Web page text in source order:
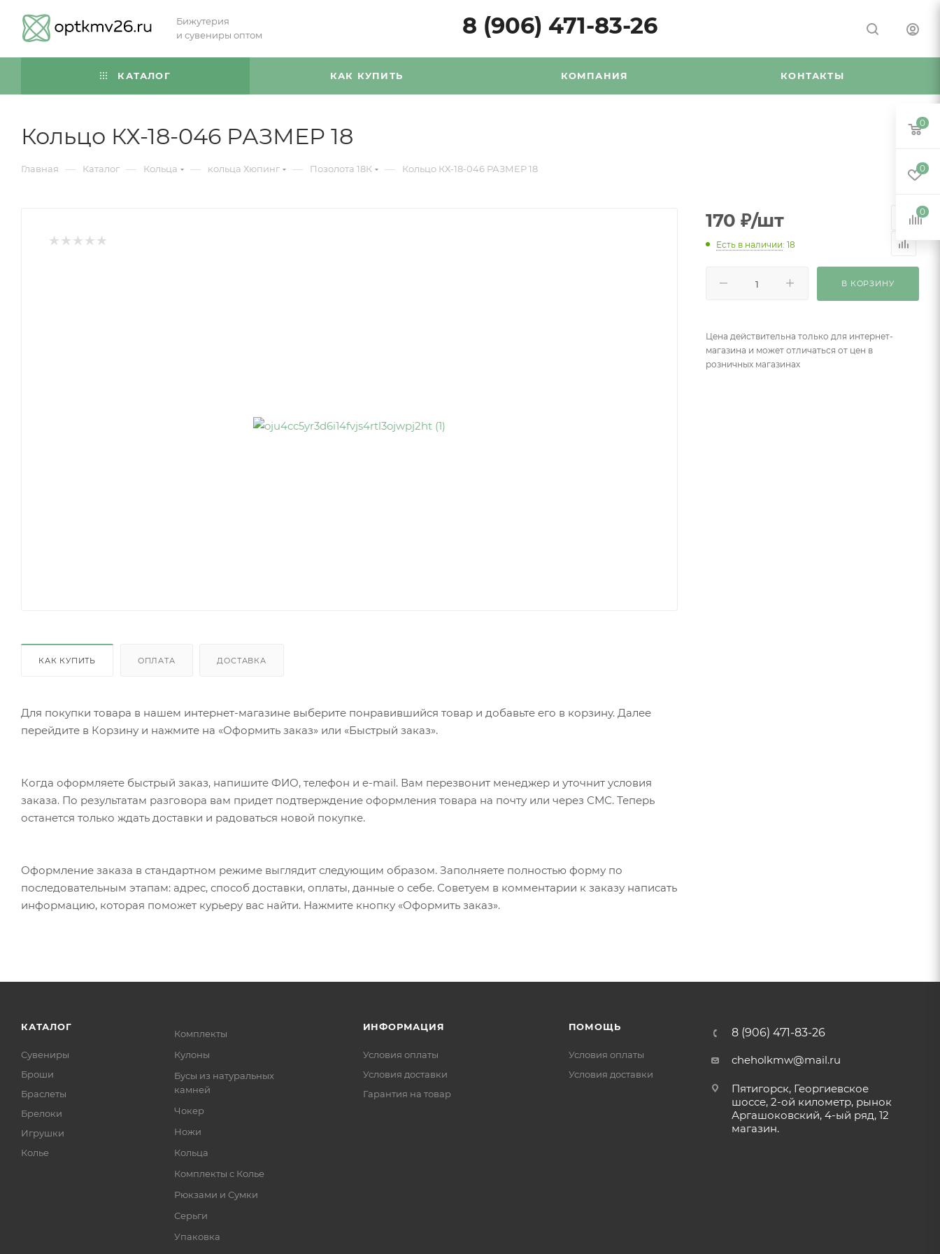
Бижутерия
и сувениры оптом
8 (906) 471-83-26
КАТАЛОГ КАК КУПИТЬ КОМПАНИЯ КОНТАКТЫ
Кольцо КХ-18-046 РАЗМЕР 18
Главная — Каталог — Кольца — кольца Хюпинг — Позолота 18К — Кольцо КХ-18-046 РАЗМЕР 18
КАК КУПИТЬ ОПЛАТА ДОСТАВКА
Для покупки товара в нашем интернет-магазине выберите понравившийся товар и добавьте его в корзину. Далее
перейдите в Корзину и нажмите на «Оформить заказ» или «Быстрый заказ».
Когда оформляете быстрый заказ, напишите ФИО, телефон и e-mail. Вам перезвонит менеджер и уточнит условия
заказа. По результатам разговора вам придет подтверждение оформления товара на почту или через СМС. Теперь
останется только ждать доставки и радоваться новой покупке.
Оформление заказа в стандартном режиме выглядит следующим образом. Заполняете полностью форму по
последовательным этапам: адрес, способ доставки, оплаты, данные о себе. Советуем в комментарии к заказу написать
информацию, которая поможет курьеру вас найти. Нажмите кнопку «Оформить заказ».
170 ₽/шт
Есть в наличии: 18
В КОРЗИНУ
Цена действительна только для интернет-
магазина и может отличаться от цен в
розничных магазинах
КАТАЛОГ
Сувениры
Броши
Браслеты
Брелоки
Игрушки
Колье
Комплекты
Кулоны
Бусы из натуральных
камней
Чокер
Ножи
Кольца
Комплекты с Колье
Рюкзами и Сумки
Серьги
Упаковка
ИНФОРМАЦИЯ
Условия оплаты
Условия доставки
Гарантия на товар
ПОМОЩЬ
Условия оплаты
Условия доставки
8 (906) 471-83-26
cheholkmw@mail.ru
Пятигорск, Георгиевское
шоссе, 2-ой километр, рынок
Аргашоковский, 4-ый ряд, 12
магазин.
0
0
0